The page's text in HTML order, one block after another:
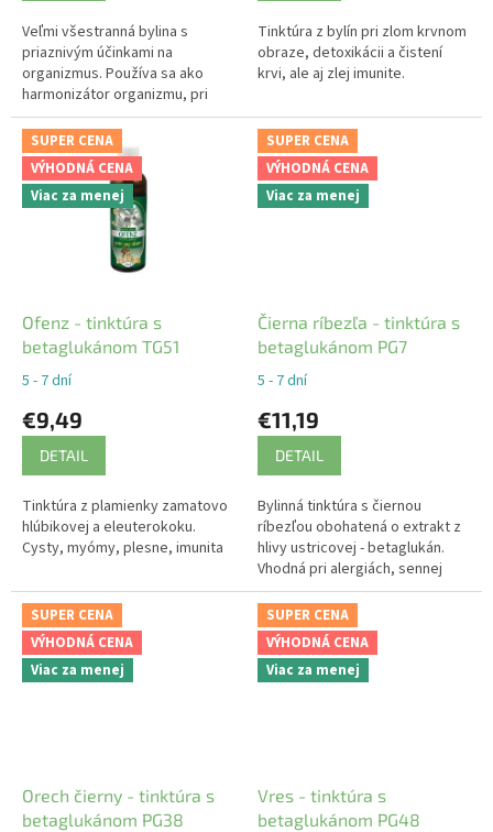
Veľmi všestranná bylina s
priaznivým účinkami na
organizmus. Používa sa ako
harmonizátor organizmu, pri
únave, stres, strate energie a
pod. Obohatená o extrakt z hlivy
ustricovej.
Tinktúra z bylín pri zlom krvnom
obraze, detoxikácii a čistení
krvi, ale aj zlej imunite.
SUPER CENA
VÝHODNÁ CENA
Viac za menej
Ofenz - tinktúra s
betaglukánom TG51
5 - 7 dní
€9,49
DETAIL
Tinktúra z plamienky zamatovo
hlúbikovej a eleuterokoku.
Cysty, myómy, plesne, imunita
SUPER CENA
VÝHODNÁ CENA
Viac za menej
Čierna ríbezľa - tinktúra s
betaglukánom PG7
5 - 7 dní
€11,19
DETAIL
Bylinná tinktúra s čiernou
ríbezľou obohatená o extrakt z
hlivy ustricovej - betaglukán.
Vhodná pri alergiách, sennej
nádche, ekzémoch atď.
SUPER CENA
VÝHODNÁ CENA
Viac za menej
Orech čierny - tinktúra s
betaglukánom PG38
SUPER CENA
VÝHODNÁ CENA
Viac za menej
Vres - tinktúra s
betaglukánom PG48